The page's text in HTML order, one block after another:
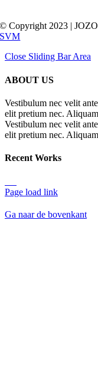
© Copyright 2023 |
SVM
Close Sliding Bar Area
ABOUT US
Vestibulum nec velit
elit pretium nec.
Vestibulum nec velit
elit pretium nec.
Recent Works
Page load link
Ga naar de bovenkant